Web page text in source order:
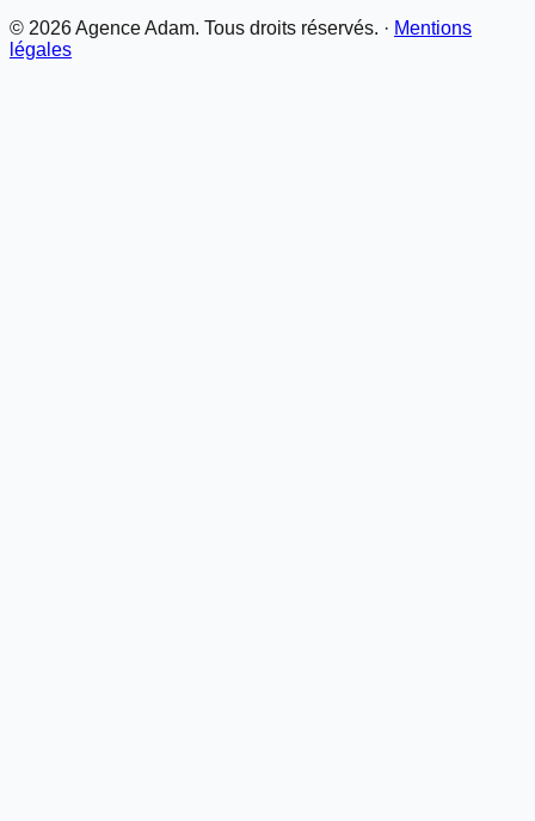
© 2026Agence Adam. Tous droits réservés. · Mentions
légales